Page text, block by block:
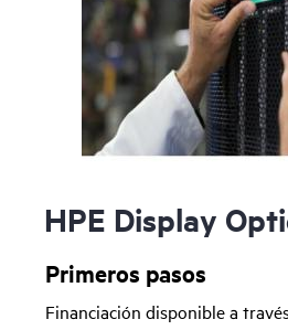
HPE Display
Primeros pasos
Financiación disponible a